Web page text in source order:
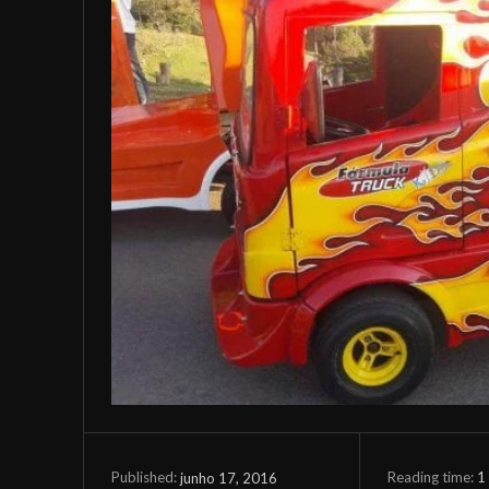
Published:junho 17, 2016 Reading time: 1